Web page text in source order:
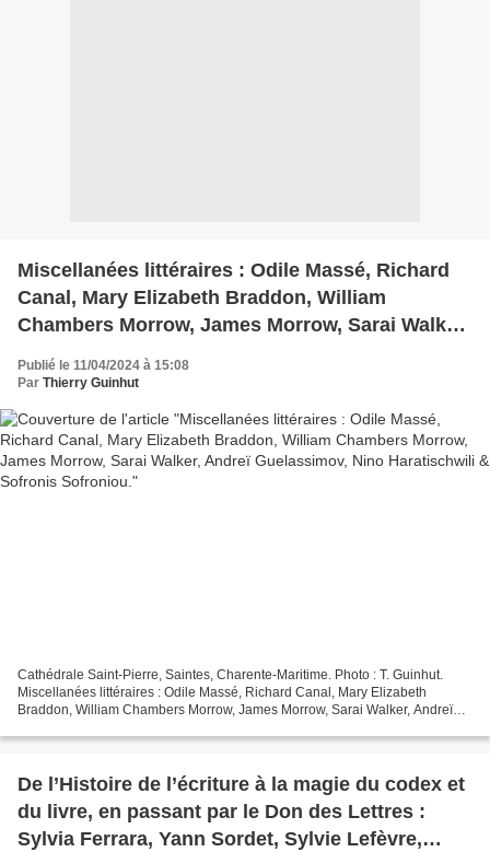
Miscellanées littéraires : Odile Massé, Richard
Canal, Mary Elizabeth Braddon, William
Chambers Morrow, James Morrow, Sarai Walker,
Sofronis Sofroniou.
Publié le 11/04/2024 à 15:08
Par Thierry Guinhut
Cathédrale Saint-Pierre, Saintes, Charente-Maritime. Photo : T. Guinhut.
Miscellanées littéraires : Odile Massé, Richard Canal, Mary Elizabeth
Braddon, William Chambers Morrow, James Morrow, Sarai Walker, Andreï
De l’Histoire de l’écriture à la magie du codex et
du livre, en passant par le Don des Lettres :
Sylvia Ferrara, Yann Sordet, Sylvie Lefèvre,